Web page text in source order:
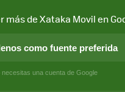
Y SOCIEDAD
más de Xataka Movil en
como fuente preferida
necesitas una cuenta de Google